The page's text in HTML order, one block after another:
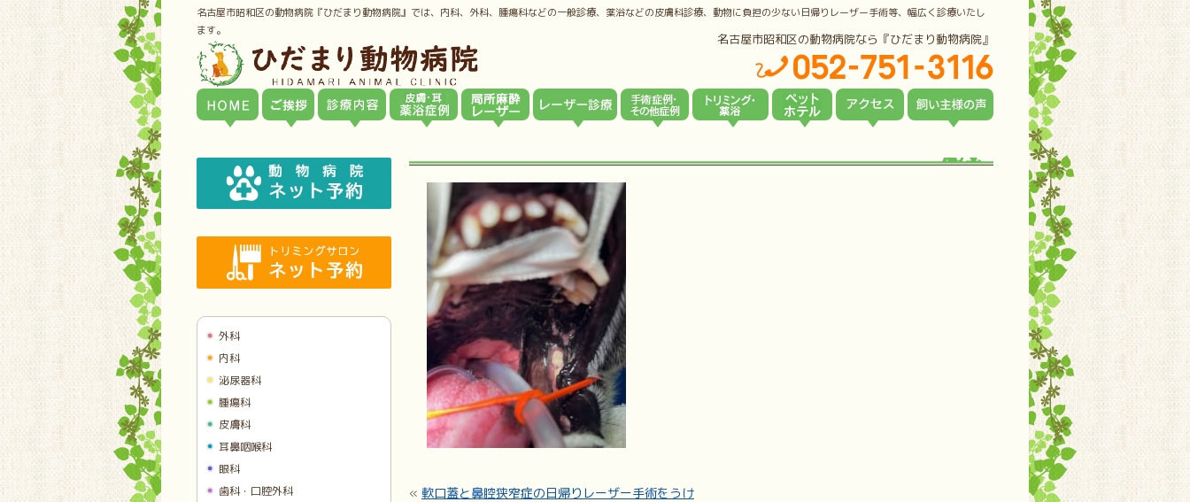
名古屋市昭和区の動物病院『ひだまり動物病院』では、内科、外科、腫瘍科などの一般診療、薬浴などの皮膚科診療、動物に負担の少ない日帰りレーザー手術等、幅広く診療いたし
ます。
名古屋市昭和区の動物病院なら『ひだまり動物病院』
« 軟口蓋と鼻腔狭窄症の日帰りレーザー手術をうけ
外科
内科
泌尿器科
腫瘍科
皮膚科
耳鼻咽喉科
眼科
歯科・口腔外科